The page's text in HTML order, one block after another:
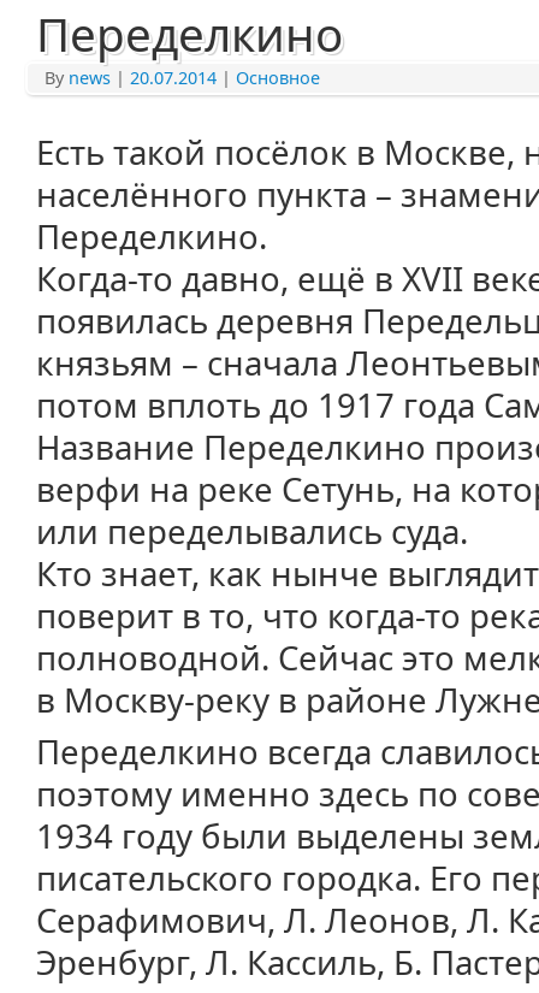
Переделкино
By news | 20.07.2014 | Основное
Есть такой посёлок в
населённого пункта –
Переделкино.
Когда-то давно, ещё в XVII
появилась деревня
князьям – сначала
потом вплоть до 1917 года
Название Переделкино
верфи на реке Сетунь, на
или переделывались суда.
Кто знает, как нынче
поверит в то, что когда-то
полноводной. Сейчас это
в Москву-реку в районе
Переделкино всегда
поэтому именно здесь по
1934 году были выделены
писательского городка. Его
Серафимович, Л. Леонов, Л.
Эренбург, Л. Кассиль, Б.